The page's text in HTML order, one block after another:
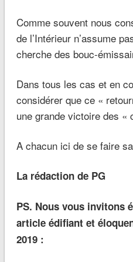
Comme souvent nous
de l’Intérieur n’assume
cherche des bouc-
Dans tous les cas et en
considérer que ce «
une grande victoire des «
A chacun ici de se faire
La rédaction de PG
PS. Nous vous invitons
article édifiant et
2019 :